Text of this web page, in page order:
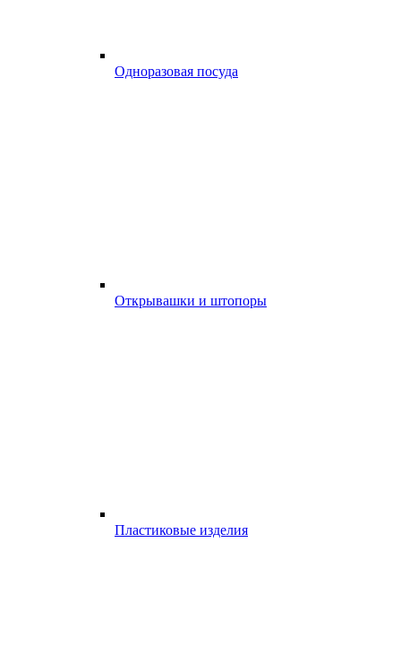
Одноразовая посуда
Открывашки и штопоры
Пластиковые изделия